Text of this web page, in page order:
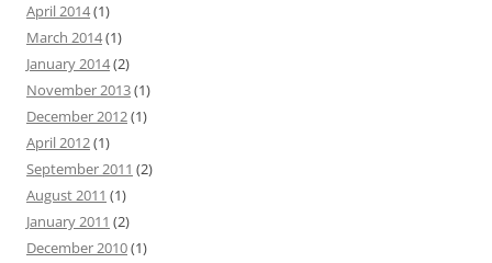
April 2014(1)
March 2014(1)
January 2014(2)
November 2013(1)
December 2012(1)
April 2012(1)
September 2011 (2)
August 2011 (1)
January 2011 (2)
December 2010(1)